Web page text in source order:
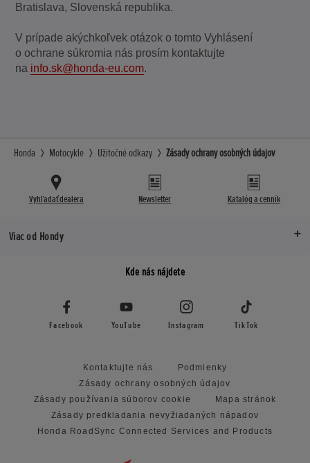
Bratislava, Slovenská republika.
V prípade akýchkoľvek otázok o tomto Vyhlásení
o ochrane súkromia nás prosím kontaktujte
na info.sk@honda-eu.com.
Honda Motocykle Užitočné odkazy Zásady ochrany osobných údajov
Vyhľadať dealera Newsletter Katalóg a cenník
Viac od Hondy
Kde nás nájdete
Facebook YouTube Instagram TikTok
Kontaktujte nás
Podmienky
Zásady ochrany osobných údajov
Zásady používania súborov cookie
Mapa stránok
Zásady predkladania nevyžiadaných nápadov
Honda RoadSync Connected Services and Products